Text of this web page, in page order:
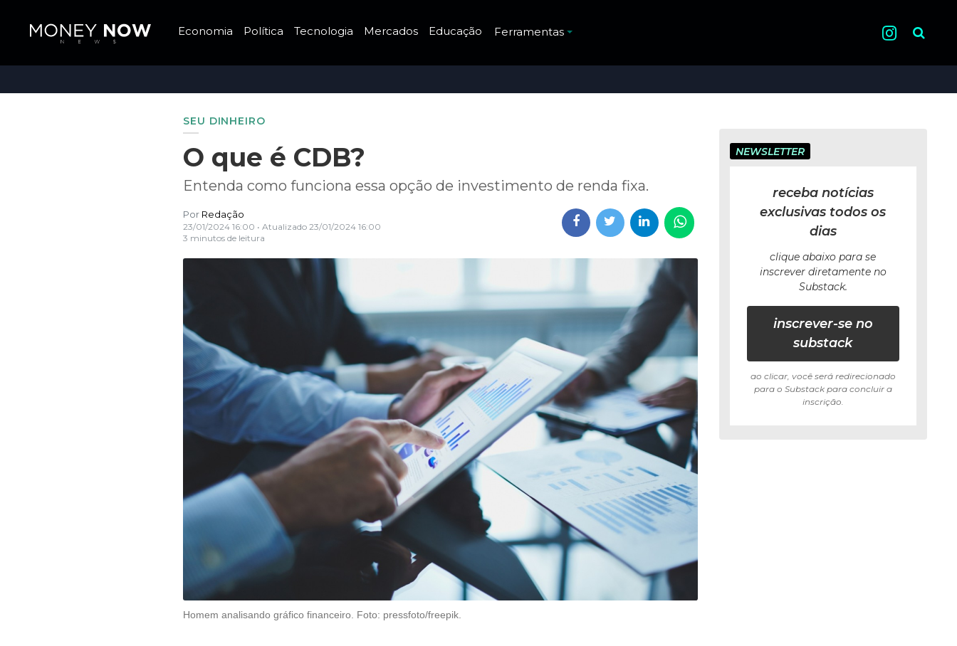
Economia Política Tecnologia Mercados Educação Ferramentas Pesquisa
SEU DINHEIRO
O que é CDB?
Entenda como funciona essa opção de investimento de renda fixa.
Por Redação
23/01/2024 16:00 • Atualizado 23/01/2024 16:00
3 minutos de leitura
Homem analisando gráfico financeiro. Foto: pressfoto/freepik.
NEWSLETTER
receba notícias
exclusivas todos os
dias
clique abaixo para se
inscrever diretamente no
Substack.
inscrever-se no
substack
ao clicar, você será redirecionado
para o Substack para concluir a
inscrição.